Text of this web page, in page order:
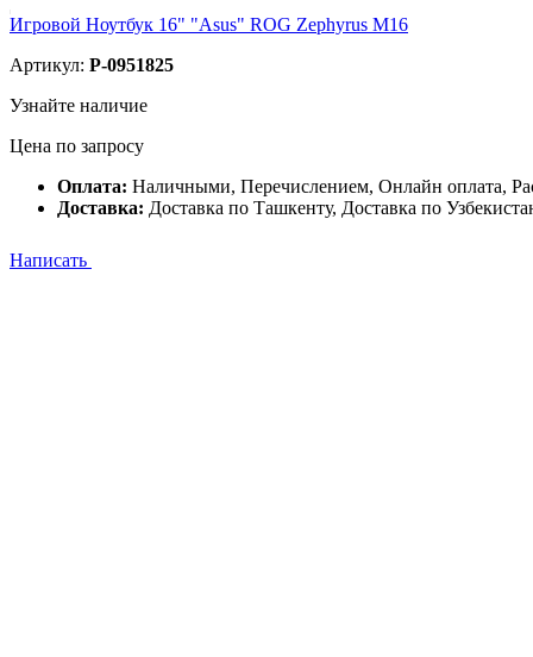
Игровой Ноутбук 16" "Asus" ROG Zephyrus М16
Артикул: P-0951825
Узнайте наличие
Цена по запросу
Оплата: Наличными, Перечислением, Онлайн оплата,
Доставка: Доставка по Ташкенту, Доставка по
Написать